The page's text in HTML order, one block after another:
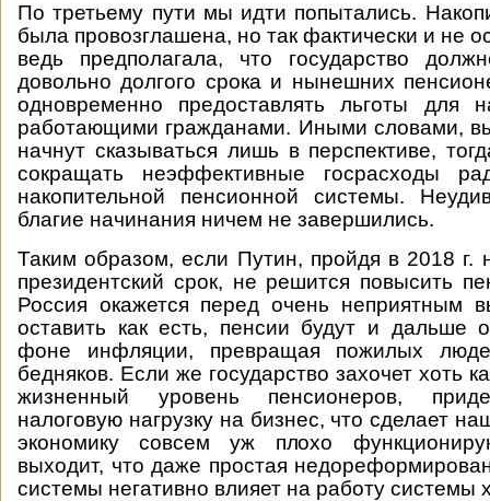
По третьему пути мы идти попытались.
была провозглашена, но так фактически и не
ведь предполагала, что государство
довольно долгого срока и нынешних
одновременно предоставлять льготы для
работающими гражданами. Иными словами,
начнут сказываться лишь в перспективе,
сокращать неэффективные госрасходы
накопительной пенсионной системы.
благие начинания ничем не завершились.
Таким образом, если Путин, пройдя в 2018 г.
президентский срок, не решится повысить
Россия окажется перед очень неприятным
оставить как есть, пенсии будут и дальше
фоне инфляции, превращая пожилых
бедняков. Если же государство захочет хоть
жизненный уровень пенсионеров,
налоговую нагрузку на бизнес, что сделает
экономику совсем уж плохо
выходит, что даже простая
системы негативно влияет на работу системы